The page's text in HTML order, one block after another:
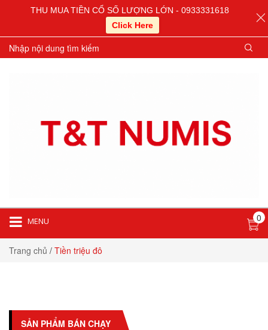
MENU 0
Trang chủ / Tiền triệu đô
SẢN PHẨM BÁN CHẠY
THU MUA TIỀN CỔ SỐ LƯỢNG LỚN - 0933331618
Click Here